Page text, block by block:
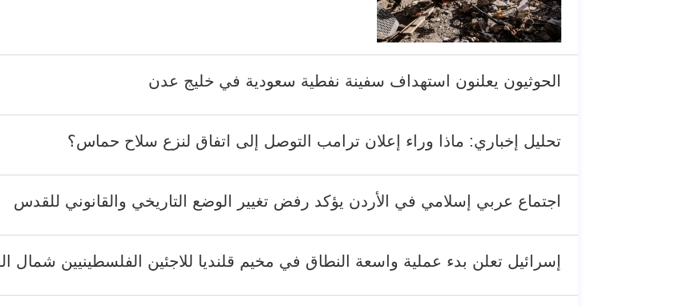
الحوثيون يعلنون استهداف سفينة نفطية سعودية في خليج عدن
تحليل إخباري: ماذا وراء إعلان ترامب التوصل إلى اتفاق لنزع سلاح حماس؟
اجتماع عربي إسلامي في الأردن يؤكد رفض تغيير الوضع التاريخي والقانوني للقدس
إسرائيل تعلن بدء عملية واسعة النطاق في مخيم قلنديا للاجئين الفلسطينيين شمال